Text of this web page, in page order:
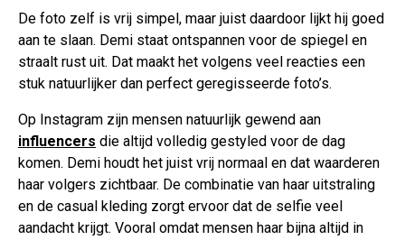
De foto zelf is vrij simpel, maar juist daardoor lijkt hij goed
aan te slaan. Demi staat ontspannen voor de spiegel en
straalt rust uit. Dat maakt het volgens veel reacties een
stuk natuurlijker dan perfect geregisseerde foto’s.
Op Instagram zijn mensen natuurlijk gewend aan
influencers die altijd volledig gestyled voor de dag
komen. Demi houdt het juist vrij normaal en dat waarderen
haar volgers zichtbaar. De combinatie van haar uitstraling
en de casual kleding zorgt ervoor dat de selfie veel
aandacht krijgt. Vooral omdat mensen haar bijna altijd in